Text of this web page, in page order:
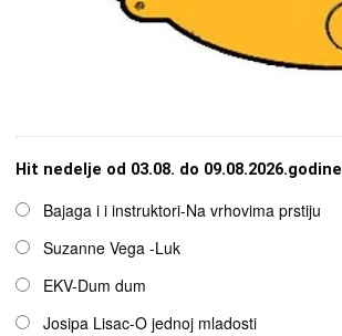
Hit nedelje od 03.08. do 09.08.2026.godine
OpcijeBajaga i i instruktori-Na vrhovima prstiju
Suzanne Vega -Luk
EKV-Dum dum
Josipa Lisac-O jednoj mladosti